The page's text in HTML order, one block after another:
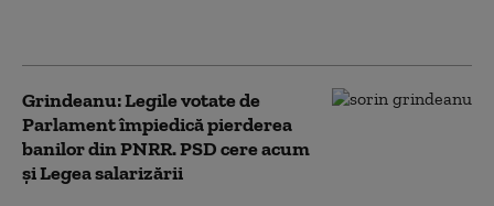
Grindeanu: Legile votate de
Parlament împiedică pierderea
banilor din PNRR. PSD cere acum
și Legea salarizării